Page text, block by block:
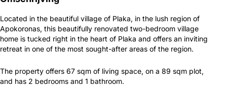
Located in the beautiful village of Plaka, in the lush region of
Apokoronas, this beautifully renovated two-bedroom village
home is tucked right in the heart of Plaka and offers an inviting
retreat in one of the most sought-after areas of the region.
The property offers 67 sqm of living space, on a 89 sqm plot,
and has 2 bedrooms and 1 bathroom.